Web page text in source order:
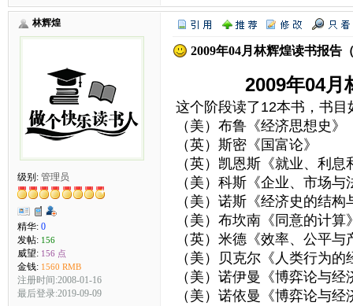
林辉煌
级别: 管理员
精华: 0
发帖: 156
威望: 156 点
金钱: 1560 RMB
注册时间:2008-01-16
最后登录:2019-09-09
2009年04月林辉煌读书报告
2009年04月
这个阶段读了12本书，书目
（美）布鲁《经济思想史》
（英）斯密《国富论》
（英）凯恩斯《就业、利
（美）科斯《企业、市场与
（美）诺斯《经济史的结构
（美）布坎南《同意的计算
（英）米德《效率、公平与
（美）贝克尔《人类行为的
（美）诺伊曼《博弈论与经
（美）诺依曼《博弈论与经